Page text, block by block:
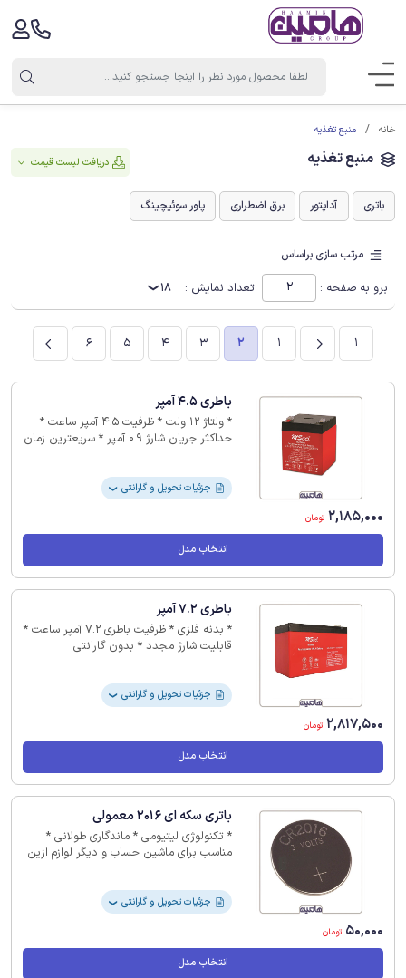
خانه منبع تغذیه
منبع تغذیه دریافت لیست قیمت
باتری آداپتور برق اضطراری پاور سوئیچینگ
مرتب سازی براساس
برو به صفحه : تعداد نمایش : 18
1
1
2
3
4
5
6
باطری 4.5 آمپر
* ولتاژ 12 ولت * ظرفیت 4.5 آمپر ساعت *
حداکثر جریان شارژ 0.9 آمپر * سریعترین زمان
های اعلام سرقت اماکن،... * بدون گارانتی
جزئیات تحویل و گارانتی ❯
2,185,000 تومان
انتخاب مدل
باطری 7.2 آمپر
* بدنه فلزی * ظرفیت باطری 7.2 آمپر ساعت *
قابلیت شارژ مجدد * بدون گارانتی
جزئیات تحویل و گارانتی ❯
2,817,500 تومان
انتخاب مدل
باتری سکه ای 2016 معمولی
* تکنولوژی لیتیومی * ماندگاری طولانی *
مناسب برای ماشین حساب و دیگر لوازم ازین
جزئیات تحویل و گارانتی ❯
50,000 تومان
انتخاب مدل